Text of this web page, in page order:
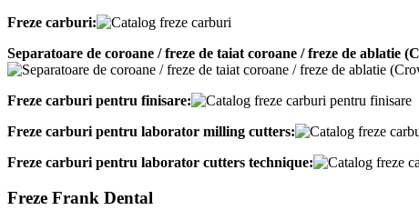
Freze carburi:
Separatoare de coroane / freze de taiat coroane / freze de ablatie
Freze carburi pentru finisare:
Freze carburi pentru laborator milling cutters:
Freze carburi pentru laborator cutters technique:
Freze Frank Dental